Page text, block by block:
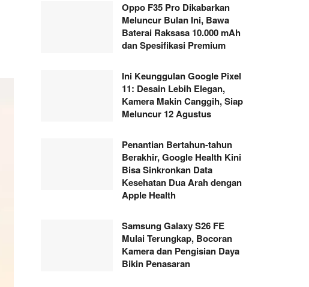
Oppo F35 Pro Dikabarkan
Meluncur Bulan Ini, Bawa
Baterai Raksasa 10.000 mAh
dan Spesifikasi Premium
Ini Keunggulan Google Pixel
11: Desain Lebih Elegan,
Kamera Makin Canggih, Siap
Meluncur 12 Agustus
Penantian Bertahun-tahun
Berakhir, Google Health Kini
Bisa Sinkronkan Data
Kesehatan Dua Arah dengan
Apple Health
Samsung Galaxy S26 FE
Mulai Terungkap, Bocoran
Kamera dan Pengisian Daya
Bikin Penasaran